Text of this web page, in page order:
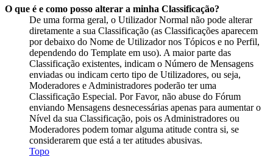
O que é e como posso alterar a minha Classificação?
De uma forma geral, o Utilizador Normal não pode alterar
diretamente a sua Classificação (as Classificações aparecem
por debaixo do Nome de Utilizador nos Tópicos e no Perfil,
dependendo do Template em uso). A maior parte das
Classificação existentes, indicam o Número de Mensagens
enviadas ou indicam certo tipo de Utilizadores, ou seja,
Moderadores e Administradores poderão ter uma
Classificação Especial. Por Favor, não abuse do Fórum
enviando Mensagens desnecessárias apenas para aumentar o
Nível da sua Classificação, pois os Administradores ou
Moderadores podem tomar alguma atitude contra si, se
considerarem que está a ter atitudes abusivas.
Topo